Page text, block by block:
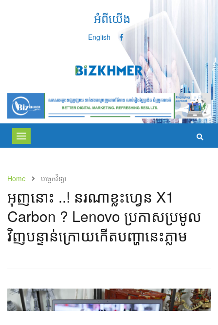
អំពីយើង
English
Toggle
navigation
Home បច្ចេកវិទ្យា
អុញ​នោះ ..! នរណា​ខ្លះ​ហ្វេន X1
Carbon ? Lenovo ​ប្រកាស​ប្រមូល​
វិញ​បន្ទាន់​ក្រោយ​កើត​បញ្ហា​នេះ​ភ្លាម​